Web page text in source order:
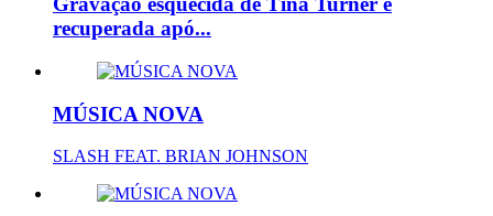
recuperada apó...
MÚSICA NOVA
SLASH FEAT. BRIAN JOHNSON